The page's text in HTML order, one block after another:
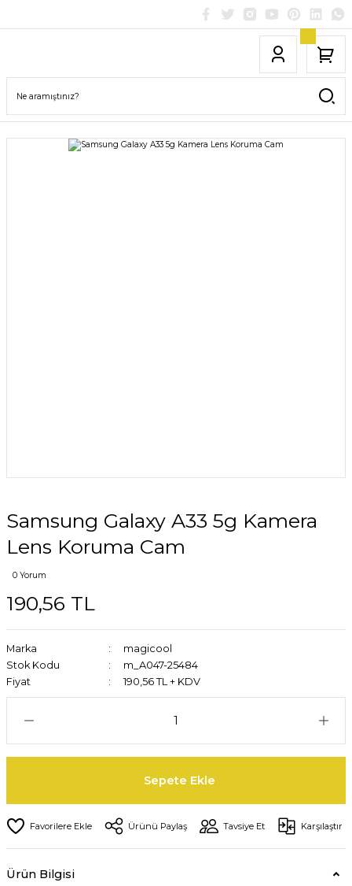
Samsung Galaxy A33 5g Kamera
Lens Koruma Cam
0 Yorum
190,56 TL
Marka
magicool
Stok Kodu
m_A047-25484
Fiyat
190,56 TL + KDV
Sepete Ekle
Ürünü Paylaş Tavsiye Et Karşılaştır
Ürün Bilgisi